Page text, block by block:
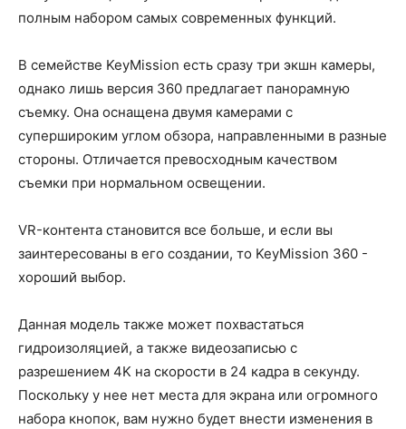
полным набором самых современных функций.
В семействе KeyMission есть сразу три экшн камеры,
однако лишь версия 360 предлагает панорамную
съемку. Она оснащена двумя камерами с
супершироким углом обзора, направленными в разные
стороны. Отличается превосходным качеством
съемки при нормальном освещении.
VR-контента становится все больше, и если вы
заинтересованы в его создании, то KeyMission 360 -
хороший выбор.
Данная модель также может похвастаться
гидроизоляцией, а также видеозаписью с
разрешением 4K на скорости в 24 кадра в секунду.
Поскольку у нее нет места для экрана или огромного
набора кнопок, вам нужно будет внести изменения в